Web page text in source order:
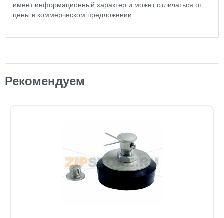
имеет информационный характер и может отличаться от
цены в коммерческом предложении.
Рекомендуем